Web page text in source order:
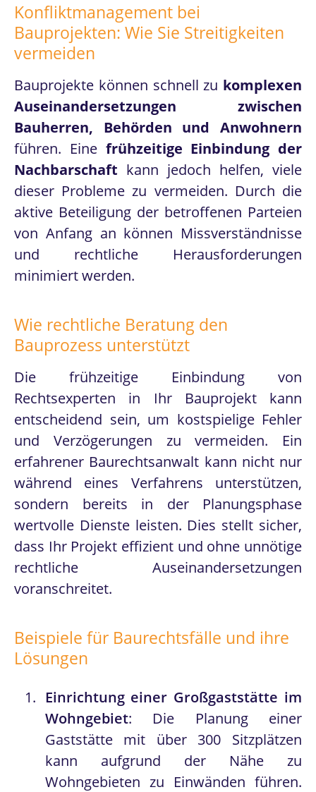
Konfliktmanagement bei
Bauprojekten: Wie Sie Streitigkeiten
vermeiden
Bauprojekte können schnell zu komplexen
Auseinandersetzungen zwischen
Bauherren, Behörden und Anwohnern
führen. Eine frühzeitige Einbindung der
Nachbarschaft kann jedoch helfen, viele
dieser Probleme zu vermeiden. Durch die
aktive Beteiligung der betroffenen Parteien
von Anfang an können Missverständnisse
und rechtliche Herausforderungen
minimiert werden.
Wie rechtliche Beratung den
Bauprozess unterstützt
Die frühzeitige Einbindung von
Rechtsexperten in Ihr Bauprojekt kann
entscheidend sein, um kostspielige Fehler
und Verzögerungen zu vermeiden. Ein
erfahrener Baurechtsanwalt kann nicht nur
während eines Verfahrens unterstützen,
sondern bereits in der Planungsphase
wertvolle Dienste leisten. Dies stellt sicher,
dass Ihr Projekt effizient und ohne unnötige
rechtliche Auseinandersetzungen
voranschreitet.
Beispiele für Baurechtsfälle und ihre
Lösungen
Einrichtung einer Großgaststätte im
Wohngebiet: Die Planung einer
Gaststätte mit über 300 Sitzplätzen
kann aufgrund der Nähe zu
Wohngebieten zu Einwänden führen.